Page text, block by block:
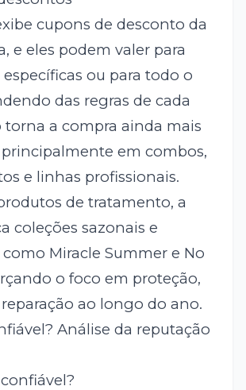
cupons de desconto da
e eles podem valer para
ou para todo o
das regras de cada
torna a compra ainda mais
em combos,
e linhas profissionais.
de tratamento, a
coleções sazonais e
Miracle Summer e No
o foco em proteção,
ao longo do ano.
Análise da reputação